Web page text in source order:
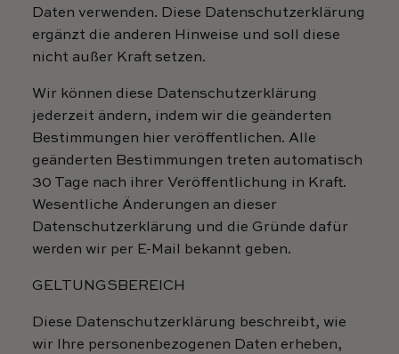
Daten verwenden. Diese Datenschutzerklärung
ergänzt die anderen Hinweise und soll diese
nicht außer Kraft setzen.
Wir können diese Datenschutzerklärung
jederzeit ändern, indem wir die geänderten
Bestimmungen hier veröffentlichen. Alle
geänderten Bestimmungen treten automatisch
30 Tage nach ihrer Veröffentlichung in Kraft.
Wesentliche Änderungen an dieser
Datenschutzerklärung und die Gründe dafür
werden wir per E-Mail bekannt geben.
GELTUNGSBEREICH
Diese Datenschutzerklärung beschreibt, wie
wir Ihre personenbezogenen Daten erheben,